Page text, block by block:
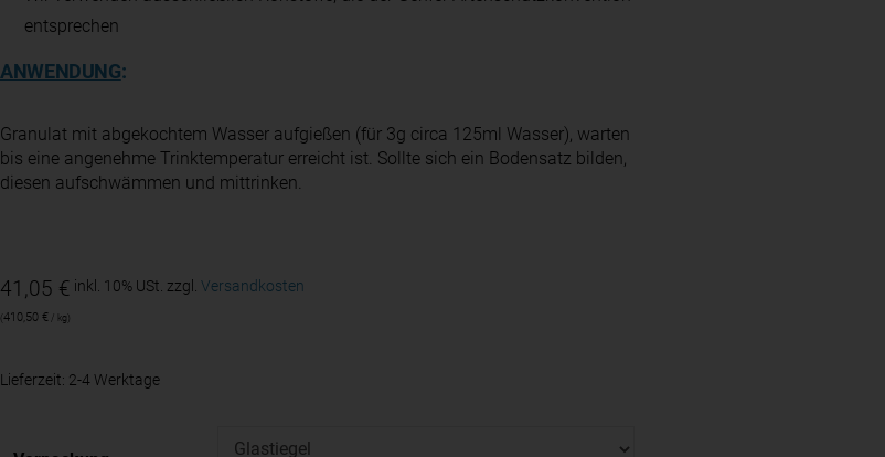
entsprechen
ANWENDUNG:
Granulat mit abgekochtem Wasser aufgießen (für 3g circa 125ml Wasser), warten
bis eine angenehme Trinktemperatur erreicht ist. Sollte sich ein Bodensatz bilden,
diesen aufschwämmen und mittrinken.
41,05 € inkl. 10% USt. zzgl. Versandkosten
410,50 € / kg
Lieferzeit: 2-4 Werktage